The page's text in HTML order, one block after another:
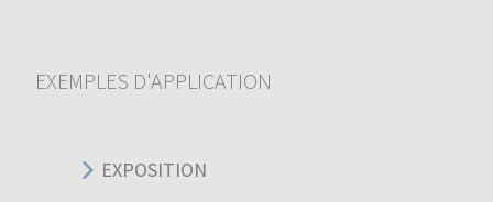
EXEMPLES D'APPLICATION
EXPOSITION